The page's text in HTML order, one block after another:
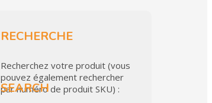
RECHERCHE
Recherchez votre produit (vous
pouvez également rechercher
par numéro de produit SKU) :
SEARCH